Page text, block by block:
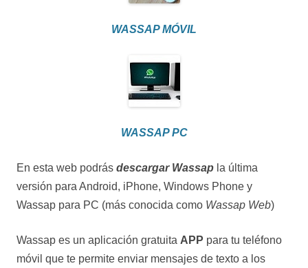
WASSAP MÓVIL
WASSAP PC
En esta web podrás descargar Wassap la última
versión para Android, iPhone, Windows Phone y
Wassap para PC (más conocida como Wassap Web)
Wassap es un aplicación gratuita APP para tu teléfono
móvil que te permite enviar mensajes de texto a los